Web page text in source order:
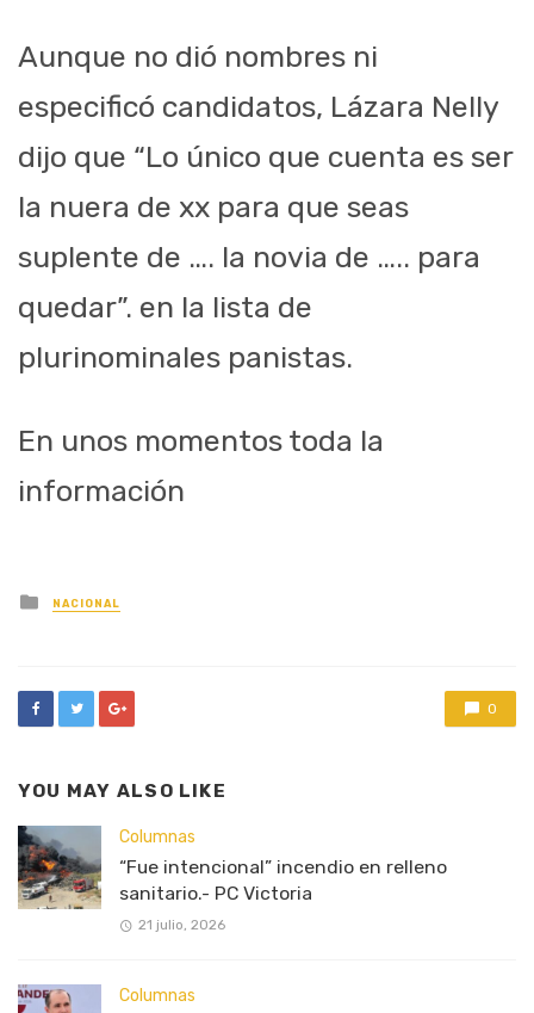
Aunque no dió nombres ni
especificó candidatos, Lázara Nelly
dijo que “Lo único que cuenta es ser
la nuera de xx para que seas
suplente de …. la novia de ….. para
quedar”. en la lista de
plurinominales panistas.
En unos momentos toda la
información
Posted
in
NACIONAL
0
YOU MAY ALSO LIKE
Columnas
“Fue intencional” incendio en relleno
sanitario.- PC Victoria
21 julio, 2026
Columnas